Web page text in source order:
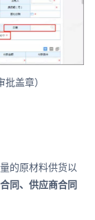
盖章）
的原材料供货以
同、供应商合同